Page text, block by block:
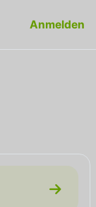
Anmelden
Zum